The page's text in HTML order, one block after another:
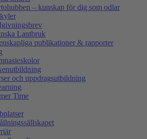
– kunskap för dig som odlar
Lantbruk
publikationer & rapporter
och uppdragsutbildning
Time